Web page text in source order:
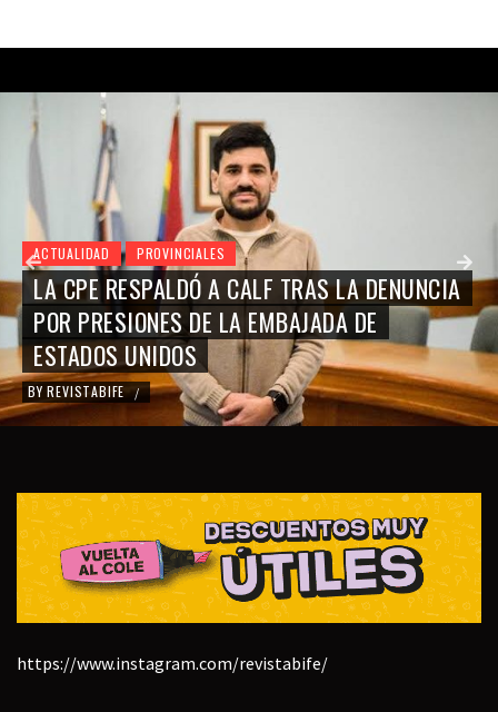
ACTUALIDAD PROVINCIALES
LA CPE RESPALDÓ A CALF TRAS LA DENUNCIA
POR PRESIONES DE LA EMBAJADA DE
ESTADOS UNIDOS
BY REVISTABIFE /
https://www.instagram.com/revistabife/